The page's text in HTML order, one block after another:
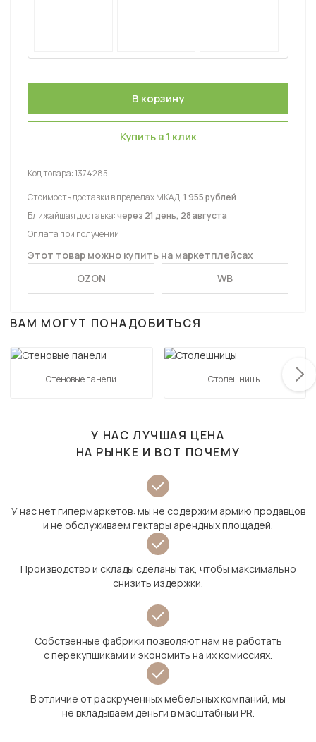
Купить в 1 клик
Код товара:1374285
Стоимость доставки в пределах МКАД:1 955 рублей
Ближайшая доставка:через 21 день, 28 августа
Оплата при получении
Этот товар можно купить на маркетплейсах
OZON
WB
ВАМ МОГУТ ПОНАДОБИТЬСЯ
Стеновые панели Столешницы
У НАС ЛУЧШАЯ ЦЕНА
НА РЫНКЕ И ВОТ ПОЧЕМУ
У нас нет гипермаркетов: мы не содержим армию продавцов
и не обслуживаем гектары арендных площадей.
Производство и склады сделаны так, чтобы максимально
снизить издержки.
Собственные фабрики позволяют нам не работать
с перекупщиками и экономить на их комиссиях.
В отличие от раскрученных мебельных компаний, мы
не вкладываем деньги в масштабный PR.